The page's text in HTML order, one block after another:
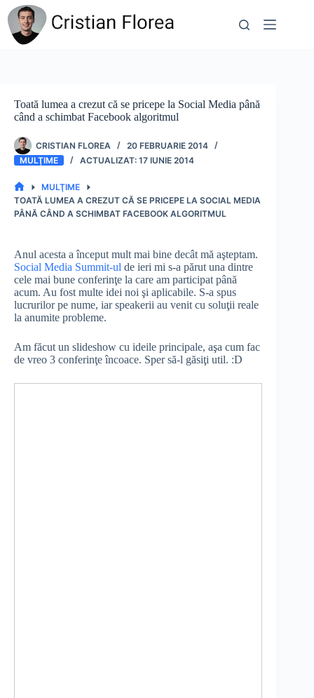
Sari
conținut
Toată lumea a crezut că se pricepe la Social Media până
când a schimbat Facebook algoritmul
CRISTIAN FLOREA
20 FEBRUARIE 2014
MULŢIME
17 IUNIE 2014
PRIMA
PAGINĂ
MULŢIME
TOATĂ LUMEA A CREZUT CĂ SE PRICEPE LA SOCIAL MEDIA
PÂNĂ CÂND A SCHIMBAT FACEBOOK ALGORITMUL
Anul acesta a început mult mai bine decât mă aşteptam.
Social Media Summit-ul de ieri mi s-a părut una dintre
cele mai bune conferinţe la care am participat până
acum. Au fost multe idei noi şi aplicabile. S-a spus
lucrurilor pe nume, iar speakerii au venit cu soluţii reale
la anumite probleme.
Am făcut un slideshow cu ideile principale, aşa cum fac
de vreo 3 conferinţe încoace. Sper să-l găsiţi util. :D